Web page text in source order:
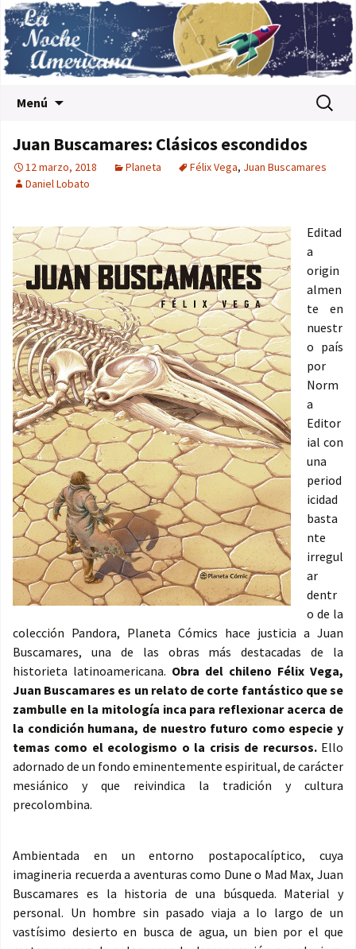
Menú Buscar:
Juan Buscamares: Clásicos escondidos
12 marzo, 2018 Planeta Félix Vega, Juan Buscamares
Daniel Lobato
Editad
a
origin
almen
te en
nuestr
o país
por
Norm
a
Editor
ial con
una
period
icidad
basta
nte
irregul
ar
dentr
o de la
colección Pandora, Planeta Cómics hace justicia a Juan
Buscamares, una de las obras más destacadas de la
historieta latinoamericana. Obra del chileno Félix Vega,
Juan Buscamares es un relato de corte fantástico que se
zambulle en la mitología inca para reflexionar acerca de
la condición humana, de nuestro futuro como especie y
temas como el ecologismo o la crisis de recursos.Ello
adornado de un fondo eminentemente espiritual, de carácter
mesiánico y que reivindica la tradición y cultura
precolombina.
Ambientada en un entorno postapocalíptico, cuya
imagineria recuerda a aventuras como Dune o Mad Max, Juan
Buscamares es la historia de una búsqueda. Material y
personal. Un hombre sin pasado viaja a lo largo de un
vastísimo desierto en busca de agua, un bien por el que